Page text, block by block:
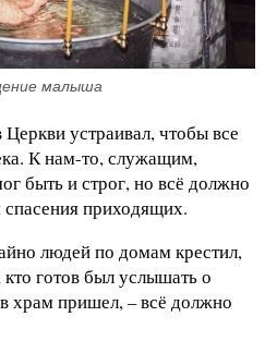
малыша
Церкви устраивал, чтобы все
К нам-то, служащим,
быть и строг, но всё должно
приходящих.
людей по домам крестил,
кто готов был услышать о
храм пришел, – всё должно